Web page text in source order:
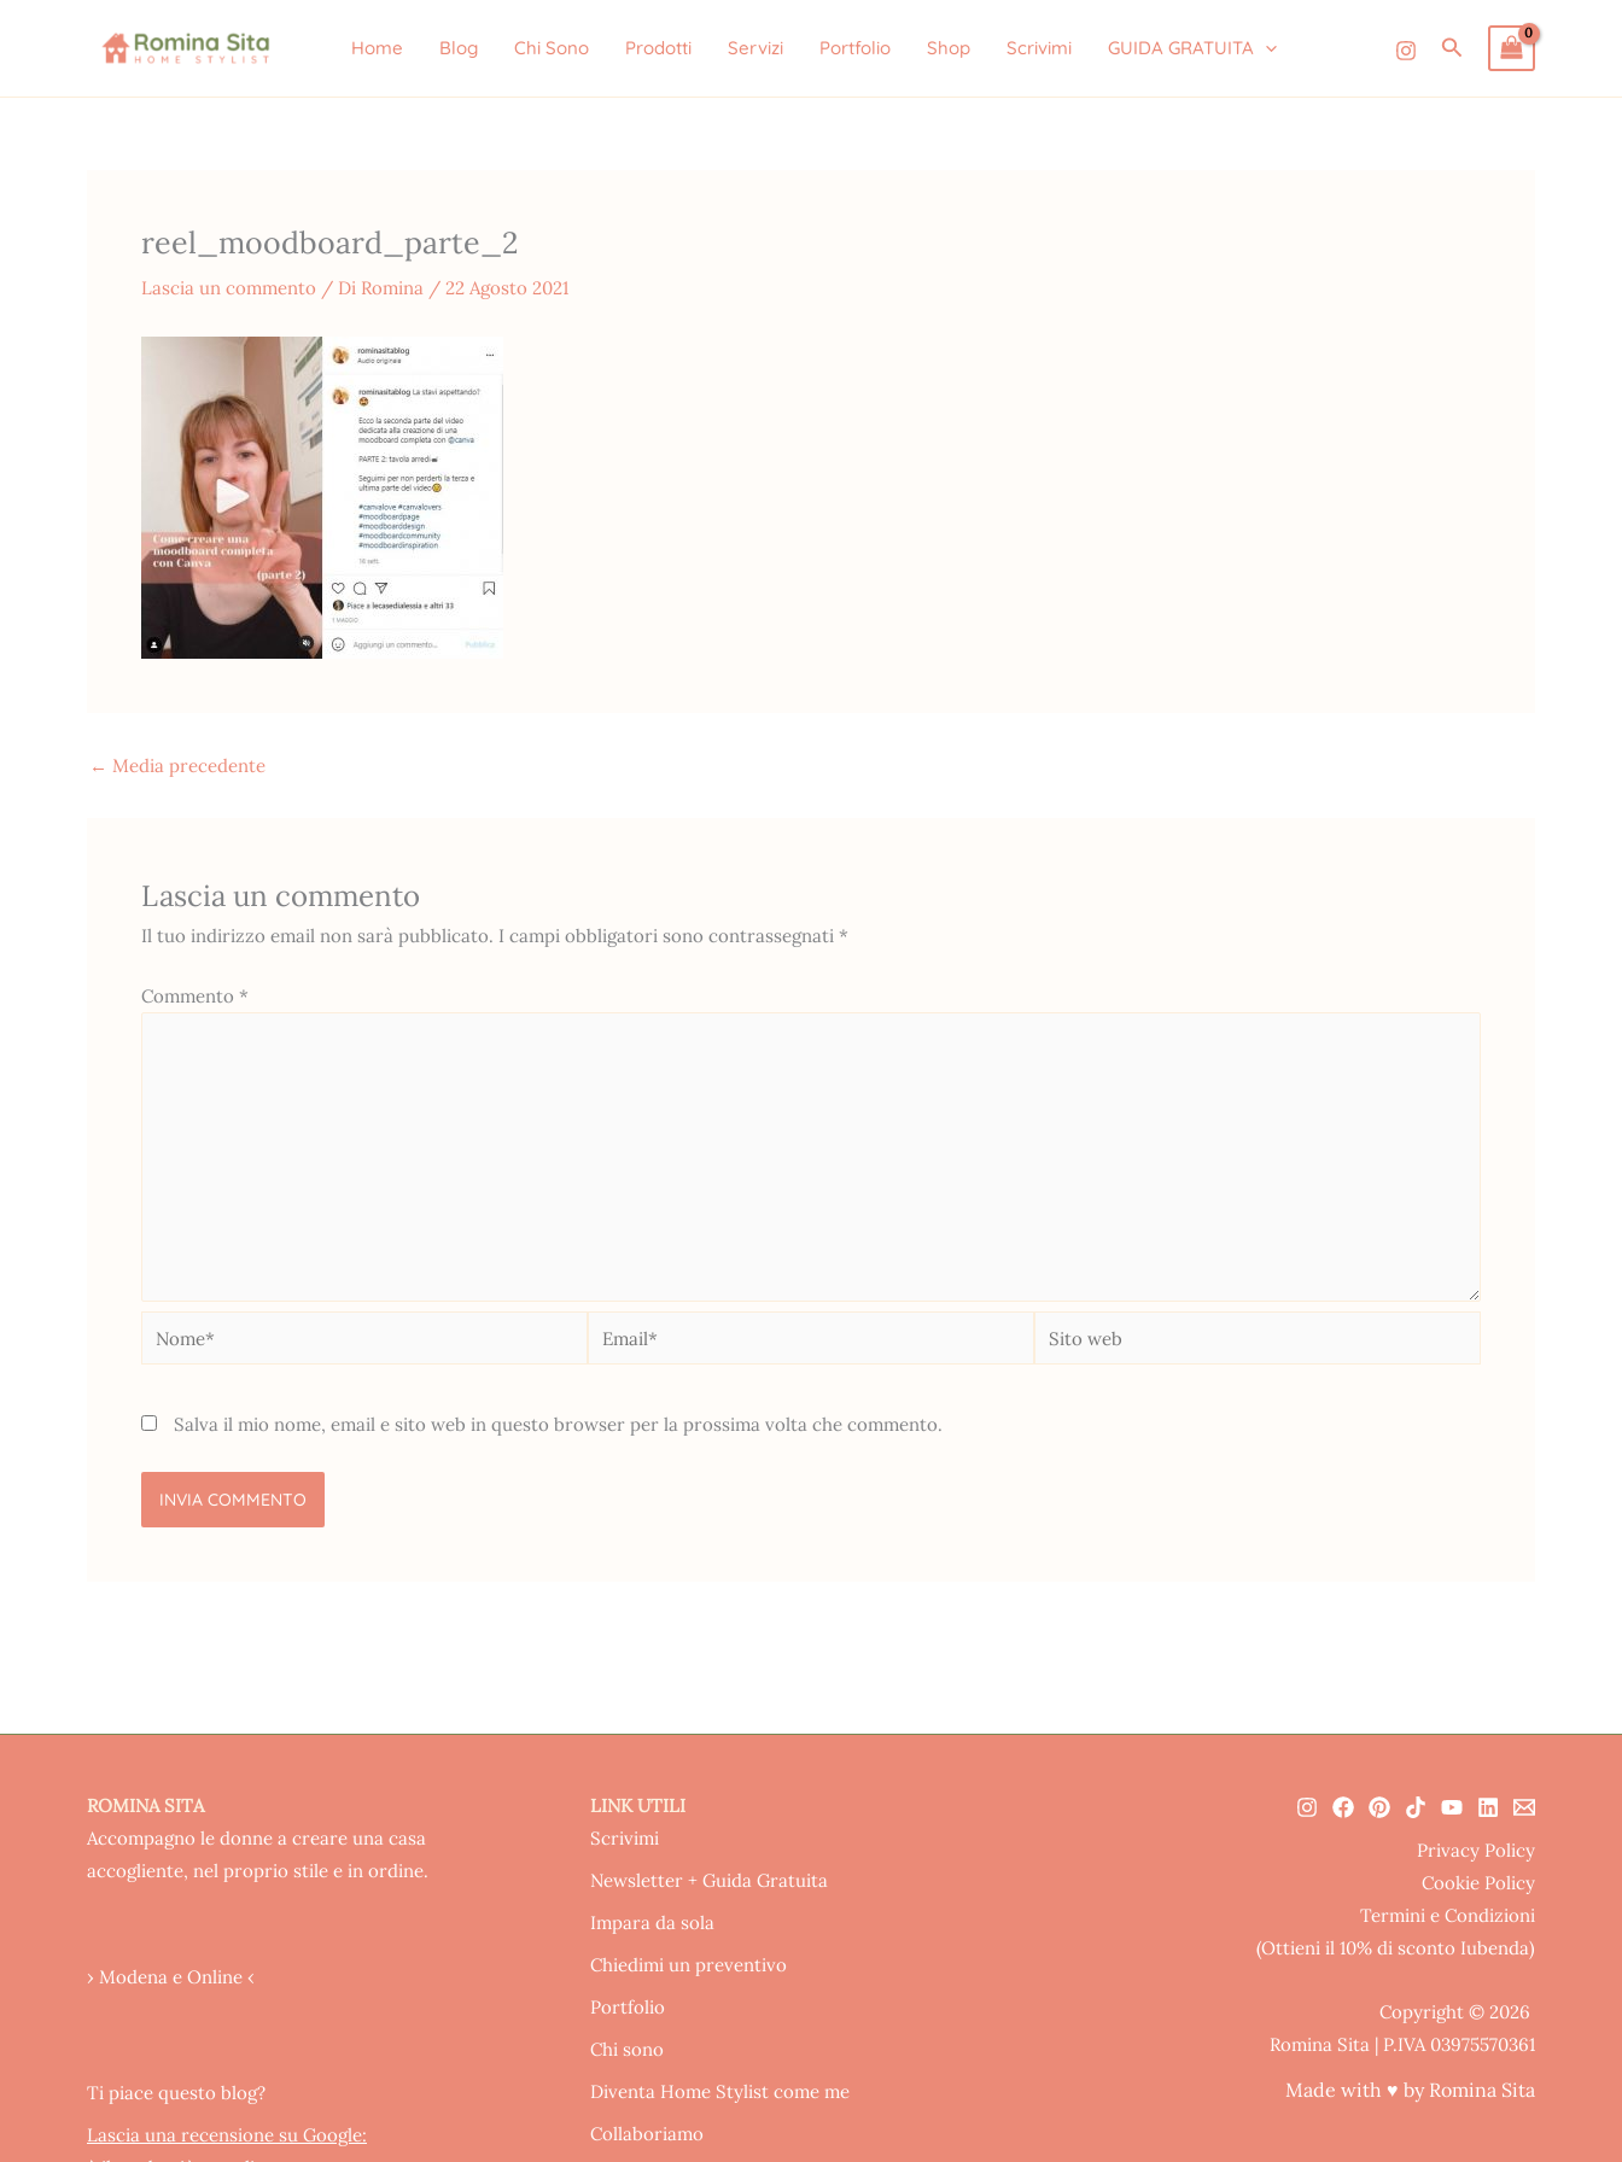
Home Blog Chi Sono Prodotti Servizi Portfolio Shop Scrivimi GUIDA GRATUITA Cerca
reel_moodboard_parte_2
Lascia un commento / Di Romina / 22 Agosto 2021
← Media precedente
Lascia un commento
Il tuo indirizzo email non sarà pubblicato. I campi obbligatori sono contrassegnati *
Commento *
Nome* Email*
Sito
web
Salva il mio nome, email e sito web in questo browser per la prossima volta che commento.
ROMINA SITA
Accompagno le donne a creare una casa
accogliente, nel proprio stile e in ordine.
› Modena e Online ‹
Ti piace questo blog?
Lascia una recensione su Google:
LINK UTILI
Scrivimi
Newsletter + Guida Gratuita
Impara da sola
Chiedimi un preventivo
Portfolio
Chi sono
Diventa Home Stylist come me
Collaboriamo
Privacy Policy
Cookie Policy
Termini e Condizioni
(Ottieni il 10% di sconto Iubenda)
Copyright © 2026
Romina Sita | P.IVA 03975570361
Made with ♥ by Romina Sita